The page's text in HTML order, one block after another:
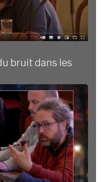
bruit dans les